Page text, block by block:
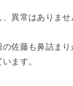
、異常はありませ
の佐藤も鼻詰ま
ます。